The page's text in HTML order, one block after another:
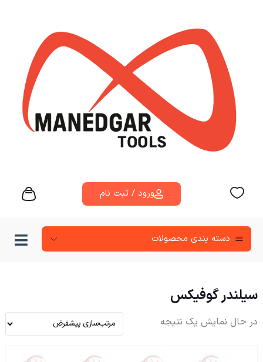
ورود / ثبت نام
دسته‌ بندی محصولات
سیلندر گوفیکس
در حال نمایش یک نتیجه